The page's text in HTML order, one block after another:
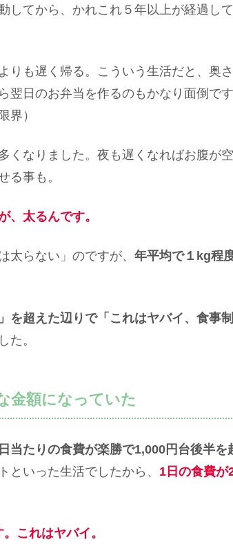
してから、かれこれ５年以上が経過し
りも遅く帰る。こういう生活だと、奥
翌日のお弁当を作るのもかなり面倒で
界）
くなりました。夜も遅くなればお腹が
る事も。
、太るんです。
太らない」のですが、 年平均で１kg程
を超えた辺りで「これはヤバイ、食事
た。
金額になっていた
当たりの食費が楽勝で1,000円台後半を
といった生活でしたから、 1日の食費が
これはヤバイ。